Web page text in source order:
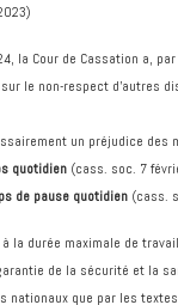
la Cour de Cassation a,
le non-respect d’autres
un préjudice des
quotidien (cass. soc. 7
de pause quotidien (cass.
la durée maximale de
de la sécurité et la
nationaux que par les